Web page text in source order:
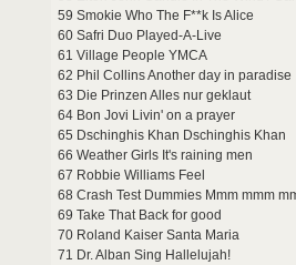
59 Smokie Who The F**k Is Alice
60 Safri Duo Played-A-Live
61 Village People YMCA
62 Phil Collins Another day in paradise
63 Die Prinzen Alles nur geklaut
64 Bon Jovi Livin' on a prayer
65 Dschinghis Khan Dschinghis Khan
66 Weather Girls It's raining men
67 Robbie Williams Feel
68 Crash Test Dummies Mmm mmm
69 Take That Back for good
70 Roland Kaiser Santa Maria
71 Dr. Alban Sing Hallelujah!